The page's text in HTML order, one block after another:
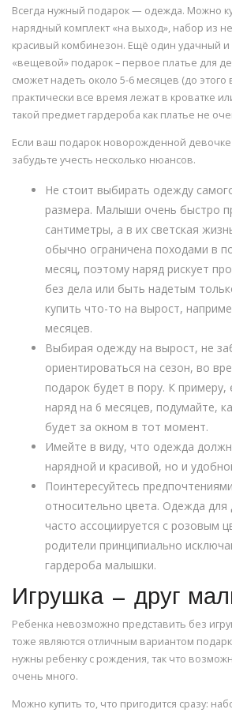
Всегда нужный подарок — одежда. Можно
нарядный комплект «на выход», набор из
красивый комбинезон. Ещё один удачный
«вещевой» подарок – первое платье для
сможет надеть около 5-6 месяцев (до
практически все время лежат в кроватке
такой предмет гардероба как платье не
Если ваш подарок новорожденной
забудьте учесть несколько нюансов.
Не стоит выбирать одежду
размера. Малыши очень быстро
сантиметры, а в их светская
обычно ограничена походами в
месяц, поэтому наряд рискует
без дела или быть надетым
купить что-то на вырост,
месяцев.
Выбирая одежду на вырост, не
ориентироваться на сезон, во
подарок будет в пору. К примеру,
наряд на 6 месяцев, подумайте,
будет за окном в тот момент.
Имейте в виду, что одежда
нарядной и красивой, но и
Поинтересуйтесь
относительно цвета. Одежда для
часто ассоциируется с розовым
родители принципиально
гардероба малышки.
Игрушка — друг
Ребенка невозможно представить без
тоже являются отличным вариантом
нужны ребенку с рождения, так что
очень много.
Можно купить то, что пригодится сразу: